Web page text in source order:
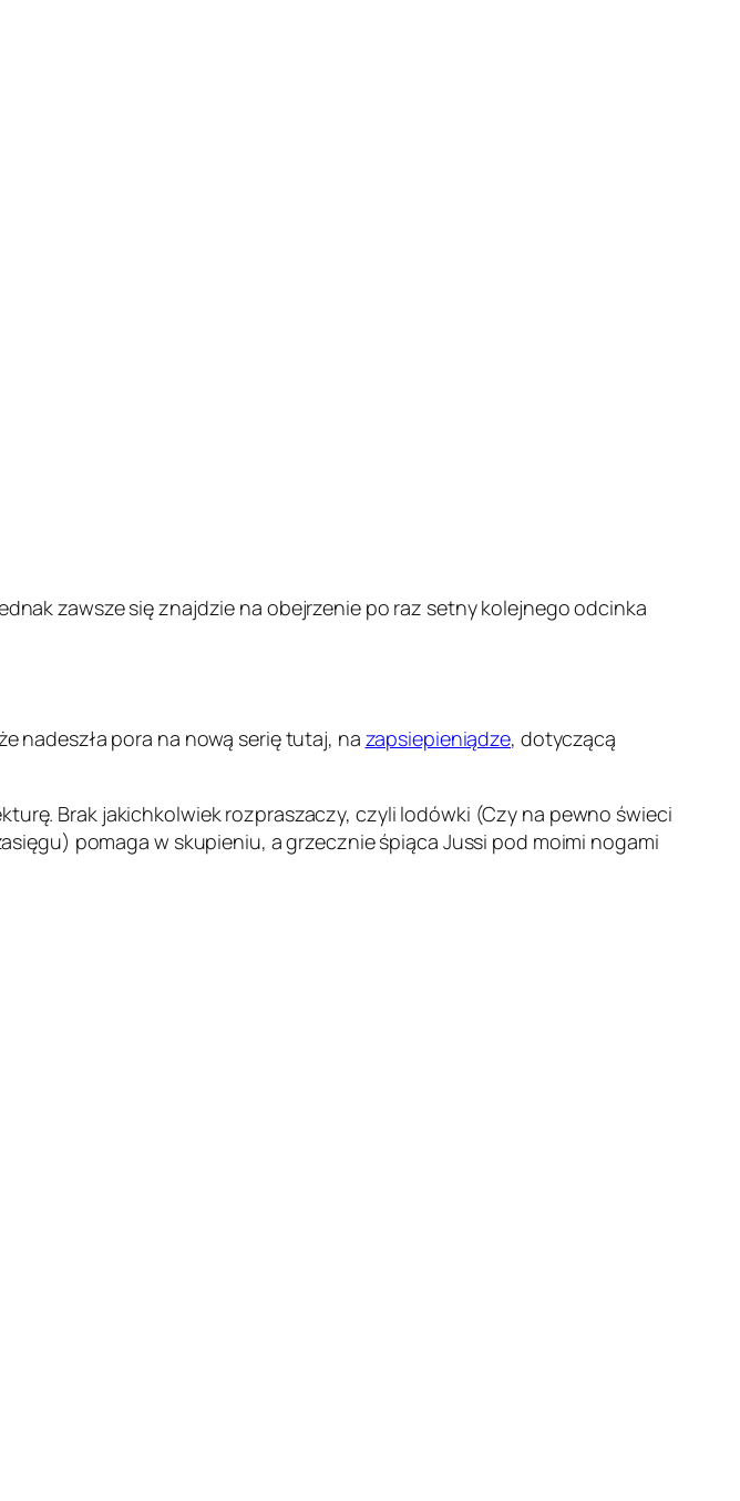
zawsze się znajdzie na obejrzenie po raz setny kolejnego odcinka
nadeszła pora na nową serię tutaj, na zapsiepieniądze, dotyczącą
Brak jakichkolwiek rozpraszaczy, czyli lodówki (Czy na pewno świeci
pomaga w skupieniu, a grzecznie śpiąca Jussi pod moimi nogami